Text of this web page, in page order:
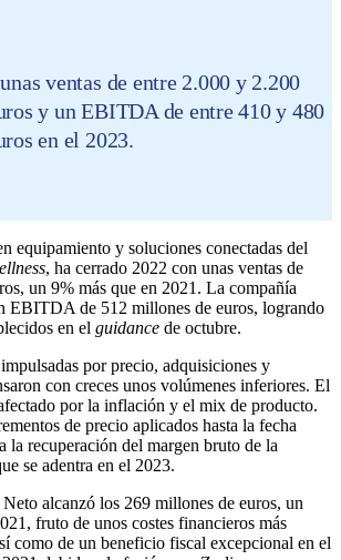
ventas de entre 2.000 y 2.200
y un EBITDA de entre 410 y 480
en el 2023.
equipamiento y soluciones conectadas del
, ha cerrado 2022 con unas ventas de
un 9% más que en 2021. La compañía
EBITDA de 512 millones de euros, logrando
en el guidance de octubre.
por precio, adquisiciones y
con creces unos volúmenes inferiores. El
por la inflación y el mix de producto.
de precio aplicados hasta la fecha
la recuperación del margen bruto de la
se adentra en el 2023.
alcanzó los 269 millones de euros, un
fruto de unos costes financieros más
como de un beneficio fiscal excepcional en el